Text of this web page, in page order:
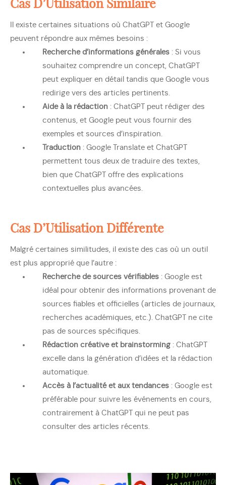
Cas D’Utilisation Similaire
Il existe certaines situations où ChatGPT et Google
peuvent répondre aux mêmes besoins :
Recherche d’informations générales : Si vous
souhaitez comprendre un concept, ChatGPT
peut expliquer en détail tandis que Google vous
redirige vers des articles pertinents.
Aide à la rédaction : ChatGPT peut rédiger des
contenus, et Google peut vous fournir des
exemples et sources d’inspiration.
Traduction : Google Translate et ChatGPT
permettent tous deux de traduire des textes,
bien que ChatGPT offre des explications
contextuelles plus avancées.
Cas D’Utilisation Différente
Malgré certaines similitudes, il existe des cas où un outil
est plus approprié que l’autre :
Recherche de sources vérifiables : Google est
idéal pour obtenir des informations provenant de
sources fiables et officielles (articles de journaux,
recherches académiques, etc.). ChatGPT ne cite
pas de sources spécifiques.
Rédaction créative et brainstorming : ChatGPT
excelle dans la génération d’idées et la rédaction
automatique.
Accès à l’actualité et aux tendances : Google est
préférable pour suivre les événements en cours,
contrairement à ChatGPT qui ne peut pas
consulter des articles récents.